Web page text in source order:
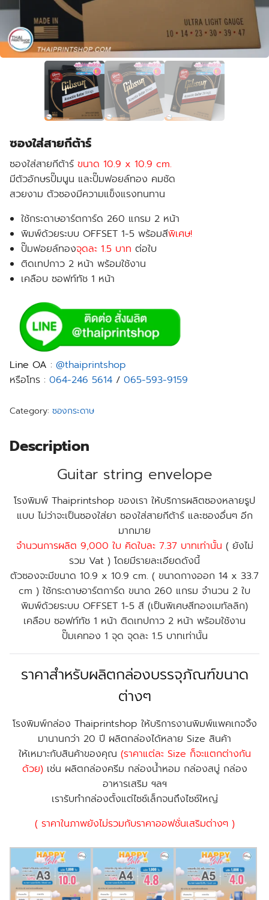
ซองใส่สายกีต้าร์
ซองใส่สายกีต้าร์ ขนาด 10.9 x 10.9 cm.
มีตัวอักษรปั๊มนูน และปั๊มฟอยล์ทอง คมชัด
สวยงาม ตัวซองมีความแข็งแรงทนทาน
ใช้กระดาษอาร์ตการ์ด 260 แกรม 2 หน้า
พิมพ์ด้วยระบบ OFFSET 1-5 พร้อมสีพิเศษ!
ปั๊มฟอยล์ทองจุดละ 1.5 บาท ต่อใบ
ติดเทปกาว 2 หน้า พร้อมใช้งาน
เคลือบ ซอฟท์ทัช 1 หน้า
Line OA : @thaiprintshop
หรือโทร : 064-246 5614 / 065-593-9159
Category: ซองกระดาษ
Description
Guitar string envelope
โรงพิมพ์ Thaiprintshop ของเรา ให้บริการผลิตซองหลายรูป
แบบ ไม่ว่าจะเป็นซองใส่ยา ซองใส่สายกีต้าร์ และซองอื่นๆ อีก
มากมาย
จำนวนการผลิต 9,000 ใบ คิดใบละ 7.37 บาทเท่านั้น ( ยังไม่
รวม Vat ) โดยมีรายละเอียดดังนี้
ตัวซองจะมีขนาด 10.9 x 10.9 cm. ( ขนาดกางออก 14 x 33.7
cm ) ใช้กระดาษอาร์ตการ์ด ขนาด 260 แกรม จำนวน 2 ใบ
พิมพ์ด้วยระบบ OFFSET 1-5 สี (เป็นพิเศษสีทองเมทัลลิก)
เคลือบ ซอฟท์ทัช 1 หน้า ติดเทปกาว 2 หน้า พร้อมใช้งาน
ปั๊มเคทอง 1 จุด จุดละ 1.5 บาทเท่านั้น
ราคาสำหรับผลิตกล่องบรรจุภัณฑ์ขนาด
ต่างๆ
โรงพิมพ์กล่อง Thaiprintshop ให้บริการงานพิมพ์แพคเกจจิ้ง
มานานกว่า 20 ปี ผลิตกล่องได้หลาย Size สินค้า
ให้เหมาะกับสินค้าของคุณ (ราคาแต่ละ Size ก็จะแตกต่างกัน
ด้วย) เช่น ผลิตกล่องครีม กล่องน้ำหอม กล่องสบู่ กล่อง
อาหารเสริม ฯลฯ
เรารับทำกล่องตั้งแต่ไซซ์เล็กจนถึงไซซ์ใหญ่
( ราคาในภาพยังไม่รวมกับราคาออฟชั่นเสริมต่างๆ )